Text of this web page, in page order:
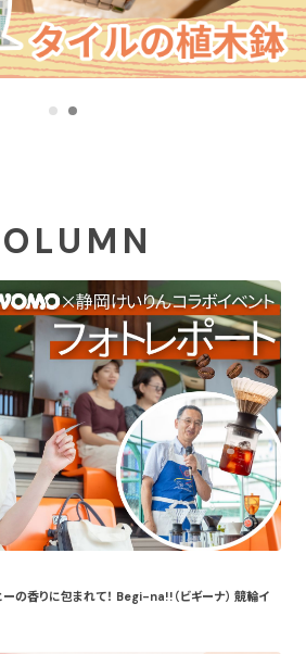
の香りに包まれて！ Begi-na!!（ビギーナ） 競輪イ